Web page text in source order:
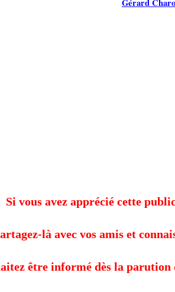
Gérard
Si vous avez apprécié cette
là avec vos amis et
être informé dès la